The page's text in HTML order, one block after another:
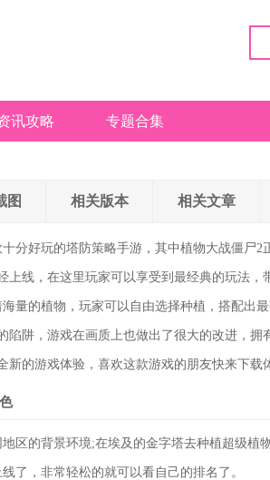
讯攻略 专题合集
图 相关版本 相关文章
分好玩的塔防策略手游，其中植物大战僵尸
上线，在这里玩家可以享受到最经典的玩法，
量的植物，玩家可以自由选择种植，搭配出
陷阱，游戏在画质上也做出了很大的改进，拥
新的游戏体验，喜欢这款游戏的朋友快来下载
的背景环境;在埃及的金字塔去种植超级植物
，非常轻松的就可以看自己的排名了。